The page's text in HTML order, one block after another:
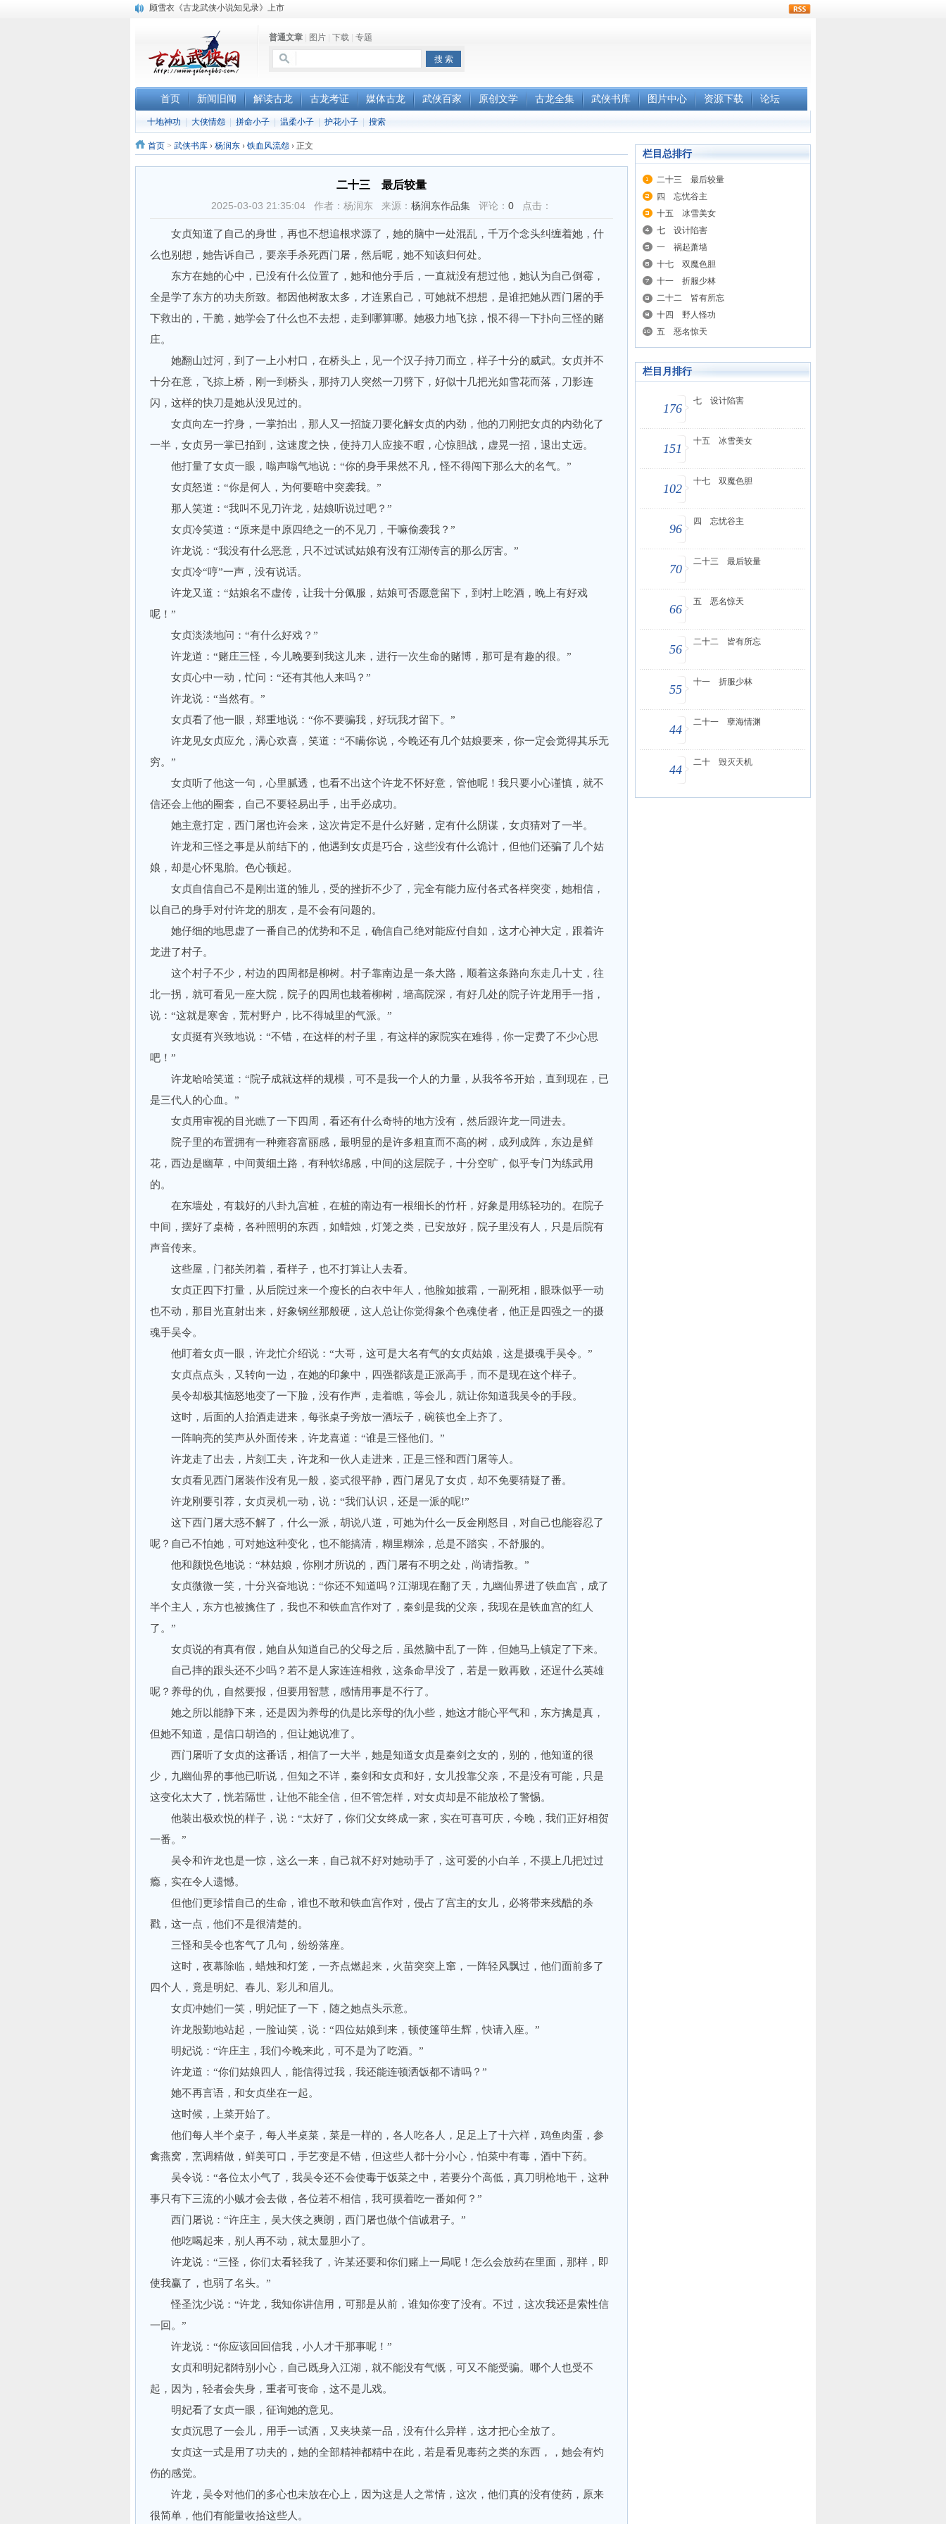
顾雪衣《古龙武侠小说知见录》上市
《古龙小说原貌探究》修订版已上市普通文章 图片 下载 专题
首页 新闻旧闻 解读古龙 古龙考证 媒体古龙 武侠百家 原创文学 古龙全集 武侠书库 图片中心 资源下载 论坛
十地神功 大侠情怨 拼命小子 温柔小子 护花小子 搜索
首页 > 武侠书库 › 杨润东 › 铁血风流怨 › 正文
二十三 最后较量
2025-03-03 21:35:04 作者：杨润东 来源： 杨润东作品集 评论： 0 点击：
女贞知道了自己的身世，再也不想追根求源了，她的脑中一处混乱，千万个念头纠缠着她，什
么也别想，她告诉自己，要亲手杀死西门屠，然后呢，她不知该归何处。
东方在她的心中，已没有什么位置了，她和他分手后，一直就没有想过他，她认为自己倒霉，
全是学了东方的功夫所致。都因他树敌太多，才连累自己，可她就不想想，是谁把她从西门屠的手
下救出的，干脆，她学会了什么也不去想，走到哪算哪。她极力地飞掠，恨不得一下扑向三怪的赌
庄。
她翻山过河，到了一上小村口，在桥头上，见一个汉子持刀而立，样子十分的威武。女贞并不
十分在意，飞掠上桥，刚一到桥头，那持刀人突然一刀劈下，好似十几把光如雪花而落，刀影连
闪，这样的快刀是她从没见过的。
女贞向左一拧身，一掌拍出，那人又一招旋刀要化解女贞的内劲，他的刀刚把女贞的内劲化了
一半，女贞另一掌已拍到，这速度之快，使持刀人应接不暇，心惊胆战，虚晃一招，退出丈远。
他打量了女贞一眼，嗡声嗡气地说：“你的身手果然不凡，怪不得闯下那么大的名气。”
女贞怒道：“你是何人，为何要暗中突袭我。”
那人笑道：“我叫不见刀许龙，姑娘听说过吧？”
女贞冷笑道：“原来是中原四绝之一的不见刀，干嘛偷袭我？”
许龙说：“我没有什么恶意，只不过试试姑娘有没有江湖传言的那么厉害。”
女贞冷“哼”一声，没有说话。
许龙又道：“姑娘名不虚传，让我十分佩服，姑娘可否愿意留下，到村上吃酒，晚上有好戏
呢！”
女贞淡淡地问：“有什么好戏？”
许龙道：“赌庄三怪，今儿晚要到我这儿来，进行一次生命的赌博，那可是有趣的很。”
女贞心中一动，忙问：“还有其他人来吗？”
许龙说：“当然有。”
女贞看了他一眼，郑重地说：“你不要骗我，好玩我才留下。”
许龙见女贞应允，满心欢喜，笑道：“不瞒你说，今晚还有几个姑娘要来，你一定会觉得其乐无
穷。”
女贞听了他这一句，心里腻透，也看不出这个许龙不怀好意，管他呢！我只要小心谨慎，就不
信还会上他的圈套，自己不要轻易出手，出手必成功。
她主意打定，西门屠也许会来，这次肯定不是什么好赌，定有什么阴谋，女贞猜对了一半。
许龙和三怪之事是从前结下的，他遇到女贞是巧合，这些没有什么诡计，但他们还骗了几个姑
娘，却是心怀鬼胎。色心顿起。
女贞自信自己不是刚出道的雏儿，受的挫折不少了，完全有能力应付各式各样突变，她相信，
以自己的身手对付许龙的朋友，是不会有问题的。
她仔细的地思虚了一番自己的优势和不足，确信自己绝对能应付自如，这才心神大定，跟着许
龙进了村子。
这个村子不少，村边的四周都是柳树。村子靠南边是一条大路，顺着这条路向东走几十丈，往
北一拐，就可看见一座大院，院子的四周也栽着柳树，墙高院深，有好几处的院子许龙用手一指，
说：“这就是寒舍，荒村野户，比不得城里的气派。”
女贞挺有兴致地说：“不错，在这样的村子里，有这样的家院实在难得，你一定费了不少心思
吧！”
许龙哈哈笑道：“院子成就这样的规模，可不是我一个人的力量，从我爷爷开始，直到现在，已
是三代人的心血。”
女贞用审视的目光瞧了一下四周，看还有什么奇特的地方没有，然后跟许龙一同进去。
院子里的布置拥有一种雍容富丽感，最明显的是许多粗直而不高的树，成列成阵，东边是鲜
花，西边是幽草，中间黄细土路，有种软绵感，中间的这层院子，十分空旷，似乎专门为练武用
的。
在东墙处，有栽好的八卦九宫桩，在桩的南边有一根细长的竹杆，好象是用练轻功的。在院子
中间，摆好了桌椅，各种照明的东西，如蜡烛，灯笼之类，已安放好，院子里没有人，只是后院有
声音传来。
这些屋，门都关闭着，看样子，也不打算让人去看。
女贞正四下打量，从后院过来一个瘦长的白衣中年人，他脸如披霜，一副死相，眼珠似乎一动
也不动，那目光直射出来，好象钢丝那般硬，这人总让你觉得象个色魂使者，他正是四强之一的摄
魂手吴令。
他盯着女贞一眼，许龙忙介绍说：“大哥，这可是大名有气的女贞姑娘，这是摄魂手吴令。”
女贞点点头，又转向一边，在她的印象中，四强都该是正派高手，而不是现在这个样子。
吴令却极其恼怒地变了一下脸，没有作声，走着瞧，等会儿，就让你知道我吴令的手段。
这时，后面的人抬酒走进来，每张桌子旁放一酒坛子，碗筷也全上齐了。
一阵响亮的笑声从外面传来，许龙喜道：“谁是三怪他们。”
许龙走了出去，片刻工夫，许龙和一伙人走进来，正是三怪和西门屠等人。
女贞看见西门屠装作没有见一般，姿式很平静，西门屠见了女贞，却不免要猜疑了番。
许龙刚要引荐，女贞灵机一动，说：“我们认识，还是一派的呢!”
这下西门屠大惑不解了，什么一派，胡说八道，可她为什么一反金刚怒目，对自己也能容忍了
呢？自己不怕她，可对她这种变化，也不能搞清，糊里糊涂，总是不踏实，不舒服的。
他和颜悦色地说：“林姑娘，你刚才所说的，西门屠有不明之处，尚请指教。”
女贞微微一笑，十分兴奋地说：“你还不知道吗？江湖现在翻了天，九幽仙界进了铁血宫，成了
半个主人，东方也被擒住了，我也不和铁血宫作对了，秦剑是我的父亲，我现在是铁血宫的红人
了。”
女贞说的有真有假，她自从知道自己的父母之后，虽然脑中乱了一阵，但她马上镇定了下来。
自己摔的跟头还不少吗？若不是人家连连相救，这条命早没了，若是一败再败，还逞什么英雄
呢？养母的仇，自然要报，但要用智慧，感情用事是不行了。
她之所以能静下来，还是因为养母的仇是比亲母的仇小些，她这才能心平气和，东方擒是真，
但她不知道，是信口胡诌的，但让她说准了。
西门屠听了女贞的这番话，相信了一大半，她是知道女贞是秦剑之女的，别的，他知道的很
少，九幽仙界的事他已听说，但知之不详，秦剑和女贞和好，女儿投靠父亲，不是没有可能，只是
这变化太大了，恍若隔世，让他不能全信，但不管怎样，对女贞却是不能放松了警惕。
他装出极欢悦的样子，说：“太好了，你们父女终成一家，实在可喜可庆，今晚，我们正好相贺
一番。”
吴令和许龙也是一惊，这么一来，自己就不好对她动手了，这可爱的小白羊，不摸上几把过过
瘾，实在令人遗憾。
但他们更珍惜自己的生命，谁也不敢和铁血宫作对，侵占了宫主的女儿，必将带来残酷的杀
戳，这一点，他们不是很清楚的。
三怪和吴令也客气了几句，纷纷落座。
这时，夜幕除临，蜡烛和灯笼，一齐点燃起来，火苗突突上窜，一阵轻风飘过，他们面前多了
四个人，竟是明妃、春儿、彩儿和眉儿。
女贞冲她们一笑，明妃怔了一下，随之她点头示意。
许龙殷勤地站起，一脸讪笑，说：“四位姑娘到来，顿使篷笚生辉，快请入座。”
明妃说：“许庄主，我们今晚来此，可不是为了吃酒。”
许龙道：“你们姑娘四人，能信得过我，我还能连顿洒饭都不请吗？”
她不再言语，和女贞坐在一起。
这时候，上菜开始了。
他们每人半个桌子，每人半桌菜，菜是一样的，各人吃各人，足足上了十六样，鸡鱼肉蛋，参
禽燕窝，烹调精做，鲜美可口，手艺变是不错，但这些人都十分小心，怕菜中有毒，酒中下药。
吴令说：“各位太小气了，我吴令还不会使毒于饭菜之中，若要分个高低，真刀明枪地干，这种
事只有下三流的小贼才会去做，各位若不相信，我可摸着吃一番如何？”
西门屠说：“许庄主，吴大侠之爽朗，西门屠也做个信诚君子。”
他吃喝起来，别人再不动，就太显胆小了。
许龙说：“三怪，你们太看轻我了，许某还要和你们赌上一局呢！怎么会放药在里面，那样，即
使我赢了，也弱了名头。”
怪圣沈少说：“许龙，我知你讲信用，可那是从前，谁知你变了没有。不过，这次我还是索性信
一回。”
许龙说：“你应该回回信我，小人才干那事呢！”
女贞和明妃都特别小心，自己既身入江湖，就不能没有气慨，可又不能受骗。哪个人也受不
起，因为，轻者会失身，重者可丧命，这不是儿戏。
明妃看了女贞一眼，征询她的意见。
女贞沉思了一会儿，用手一试酒，又夹块菜一品，没有什么异样，这才把心全放了。
女贞这一式是用了功夫的，她的全部精神都精中在此，若是看见毒药之类的东西，，她会有灼
伤的感觉。
许龙，吴令对他们的多心也未放在心上，因为这是人之常情，这次，他们真的没有使药，原来
很简单，他们有能量收拾这些人。
栏目总排行
二十三 最后较量
四 忘忧谷主
十五 冰雪美女
七 设计陷害
一 祸起萧墙
十七 双魔色胆
十一 折服少林
二十二 皆有所忘
十四 野人怪功
五 恶名惊天
栏目月排行
176
七 设计陷害
151
十五 冰雪美女
102
十七 双魔色胆
96
四 忘忧谷主
70
二十三 最后较量
66
五 恶名惊天
56
二十二 皆有所忘
55
十一 折服少林
44
二十一 孽海情渊
44
二十 毁灭天机